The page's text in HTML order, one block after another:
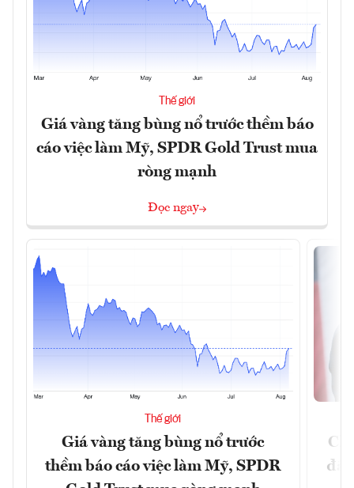
Thế giới
Giá vàng tăng bùng nổ trước thềm báo
cáo việc làm Mỹ, SPDR Gold Trust mua
ròng mạnh
Đọc ngay
Thế giới
Giá vàng tăng bùng nổ trước
thềm báo cáo việc làm Mỹ, SPDR
đã